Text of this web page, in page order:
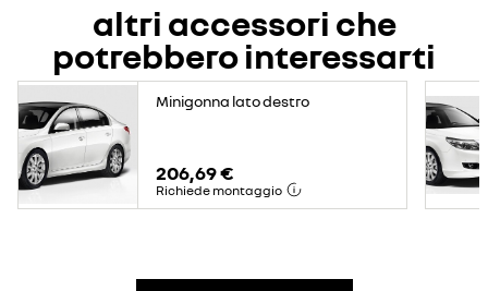
altri accessori che
potrebbero interessarti
Minigonna lato destro
206,69 €
Richiede montaggio